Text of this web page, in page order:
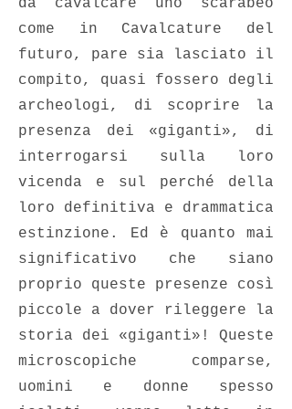
da cavalcare uno scarabeo
come in Cavalcature del
futuro, pare sia lasciato il
compito, quasi fossero degli
archeologi, di scoprire la
presenza dei «giganti», di
interrogarsi sulla loro
vicenda e sul perché della
loro definitiva e drammatica
estinzione. Ed è quanto mai
significativo che siano
proprio queste presenze così
piccole a dover rileggere la
storia dei «giganti»! Queste
microscopiche comparse,
uomini e donne spesso